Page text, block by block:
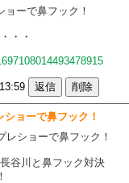
ーで鼻フック！
・・
ョーで鼻フック！
ショーで鼻フック！
谷川と鼻フック対決